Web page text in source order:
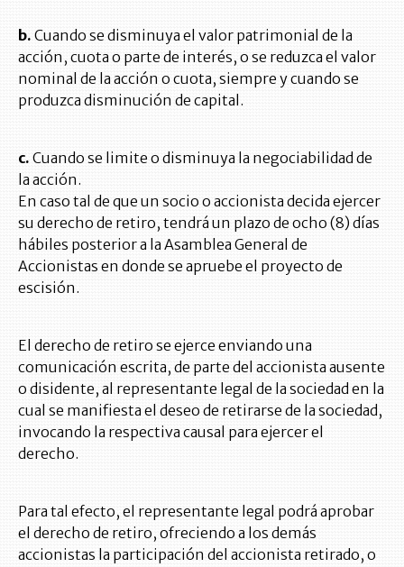
b. Cuando se disminuya el valor patrimonial de la
acción, cuota o parte de interés, o se reduzca el valor
nominal de la acción o cuota, siempre y cuando se
produzca disminución de capital.
c. Cuando se limite o disminuya la negociabilidad de
la acción.
En caso tal de que un socio o accionista decida ejercer
su derecho de retiro, tendrá un plazo de ocho (8) días
hábiles posterior a la Asamblea General de
Accionistas en donde se apruebe el proyecto de
escisión.
El derecho de retiro se ejerce enviando una
comunicación escrita, de parte del accionista ausente
o disidente, al representante legal de la sociedad en la
cual se manifiesta el deseo de retirarse de la sociedad,
invocando la respectiva causal para ejercer el
derecho.
Para tal efecto, el representante legal podrá aprobar
el derecho de retiro, ofreciendo a los demás
accionistas la participación del accionista retirado, o